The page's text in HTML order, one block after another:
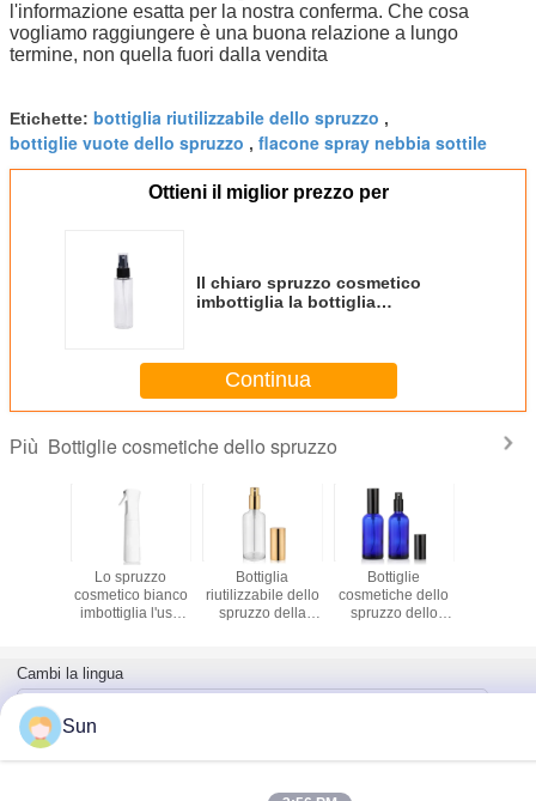
l'informazione esatta per la nostra conferma. Che cosa
vogliamo raggiungere è una buona relazione a lungo
termine, non quella fuori dalla vendita
Etichette: bottiglia riutilizzabile dello spruzzo ,
bottiglie vuote dello spruzzo , flacone spray nebbia sottile
Ottieni il miglior prezzo per
Il chiaro spruzzo cosmetico
imbottiglia la bottiglia
Continua
Più Bottiglie cosmetiche dello spruzzo
Lo spruzzo
cosmetico bianco
imbottiglia l'uso
bottiglia dei torchi
tipografici manuali
Bottiglia
riutilizzabile dello
spruzzo della
fine della bottiglia
Bottiglie
cosmetiche dello
spruzzo dello
perdita dei
Cambi la lingua
Italian
Sun